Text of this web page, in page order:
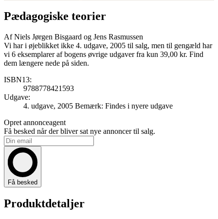
Pædagogiske teorier
AfNiels Jørgen Bisgaard og Jens Rasmussen
Vi har i øjeblikket ikke 4. udgave, 2005 til salg, men til gengæld har
vi 6 eksemplarer af bogens øvrige udgaver fra kun 39,00 kr. Find
dem længere nede på siden.
ISBN13:
9788778421593
Udgave:
4. udgave, 2005 Bemærk: Findes i nyere udgave
Opret annonceagent
Få besked når der bliver sat nye annoncer til salg.
Få besked
Produktdetaljer